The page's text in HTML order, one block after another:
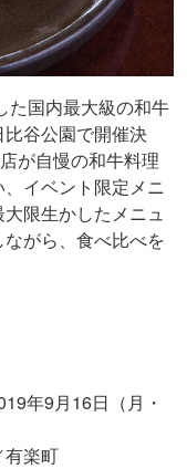
た国内最大級の和牛
谷公園で開催決
が自慢の和牛料理
イベント限定メニ
限生かしたメニュ
がら、食べ比べを
年9月16日（月・
有楽町